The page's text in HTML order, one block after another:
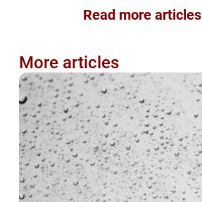
Read more
More articles